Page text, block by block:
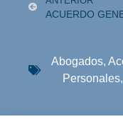
Abogados,
Personales,